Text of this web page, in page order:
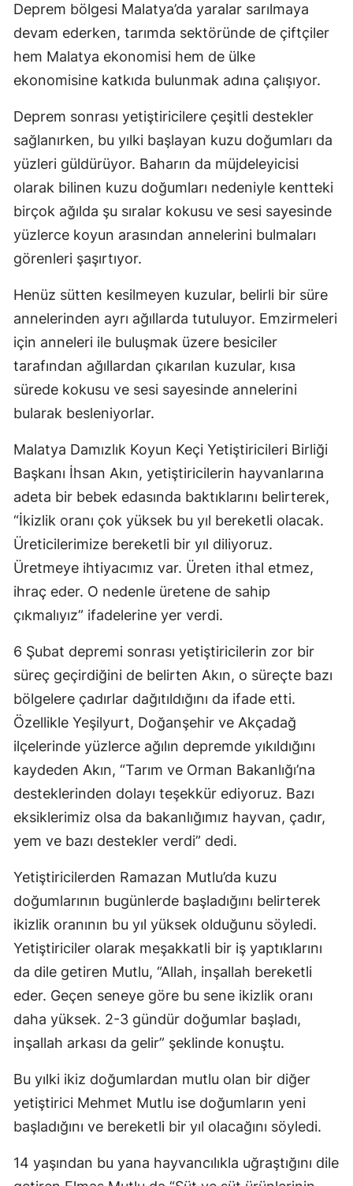
Deprem bölgesi Malatya’da yaralar sarılmaya
devam ederken, tarımda sektöründe de çiftçiler
hem Malatya ekonomisi hem de ülke
ekonomisine katkıda bulunmak adına çalışıyor.
Deprem sonrası yetiştiricilere çeşitli destekler
sağlanırken, bu yılki başlayan kuzu doğumları da
yüzleri güldürüyor. Baharın da müjdeleyicisi
olarak bilinen kuzu doğumları nedeniyle kentteki
birçok ağılda şu sıralar kokusu ve sesi sayesinde
yüzlerce koyun arasından annelerini bulmaları
görenleri şaşırtıyor.
Henüz sütten kesilmeyen kuzular, belirli bir süre
annelerinden ayrı ağıllarda tutuluyor. Emzirmeleri
için anneleri ile buluşmak üzere besiciler
tarafından ağıllardan çıkarılan kuzular, kısa
sürede kokusu ve sesi sayesinde annelerini
bularak besleniyorlar.
Malatya Damızlık Koyun Keçi Yetiştiricileri Birliği
Başkanı İhsan Akın, yetiştiricilerin hayvanlarına
adeta bir bebek edasında baktıklarını belirterek,
“İkizlik oranı çok yüksek bu yıl bereketli olacak.
Üreticilerimize bereketli bir yıl diliyoruz.
Üretmeye ihtiyacımız var. Üreten ithal etmez,
ihraç eder. O nedenle üretene de sahip
çıkmalıyız” ifadelerine yer verdi.
6 Şubat depremi sonrası yetiştiricilerin zor bir
süreç geçirdiğini de belirten Akın, o süreçte bazı
bölgelere çadırlar dağıtıldığını da ifade etti.
Özellikle Yeşilyurt, Doğanşehir ve Akçadağ
ilçelerinde yüzlerce ağılın depremde yıkıldığını
kaydeden Akın, “Tarım ve Orman Bakanlığı’na
desteklerinden dolayı teşekkür ediyoruz. Bazı
eksiklerimiz olsa da bakanlığımız hayvan, çadır,
yem ve bazı destekler verdi” dedi.
Yetiştiricilerden Ramazan Mutlu’da kuzu
doğumlarının bugünlerde başladığını belirterek
ikizlik oranının bu yıl yüksek olduğunu söyledi.
Yetiştiriciler olarak meşakkatli bir iş yaptıklarını
da dile getiren Mutlu, “Allah, inşallah bereketli
eder. Geçen seneye göre bu sene ikizlik oranı
daha yüksek. 2-3 gündür doğumlar başladı,
inşallah arkası da gelir” şeklinde konuştu.
Bu yılki ikiz doğumlardan mutlu olan bir diğer
yetiştirici Mehmet Mutlu ise doğumların yeni
başladığını ve bereketli bir yıl olacağını söyledi.
14 yaşından bu yana hayvancılıkla uğraştığını dile